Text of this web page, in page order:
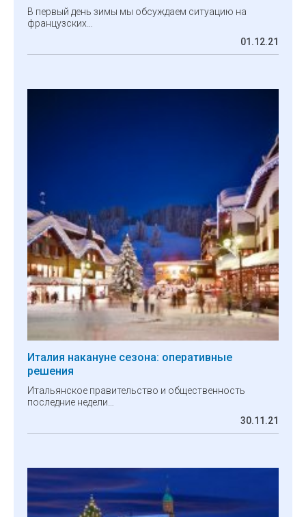
В первый день зимы мы обсуждаем ситуацию на
французских…
01.12.21
Италия накануне сезона: оперативные
решения
Итальянское правительство и общественность
последние недели…
30.11.21